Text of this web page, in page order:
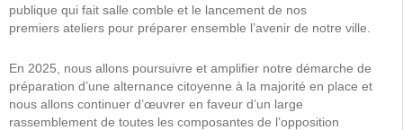
publique qui fait salle comble et le lancement de nos
premiers ateliers pour préparer ensemble l’avenir de notre ville.
En 2025, nous allons poursuivre et amplifier notre démarche de
préparation d’une alternance citoyenne à la majorité en place et
nous allons continuer d’œuvrer en faveur d’un large
rassemblement de toutes les composantes de l’opposition